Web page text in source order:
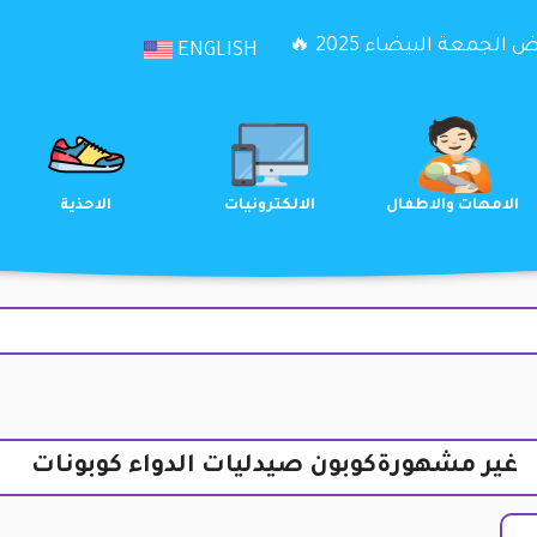
البيضاء 2025 🔥 ENGLISH
الالكترونيات الامهات والاطفال الترفيه
غير مشهورةكوبون صيدليات الدواء كوبونات